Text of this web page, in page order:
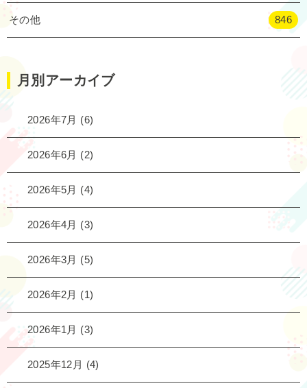
その他 846
月別アーカイブ
2026年7月 (6)
2026年6月 (2)
2026年5月 (4)
2026年4月 (3)
2026年3月 (5)
2026年2月 (1)
2026年1月 (3)
2025年12月 (4)